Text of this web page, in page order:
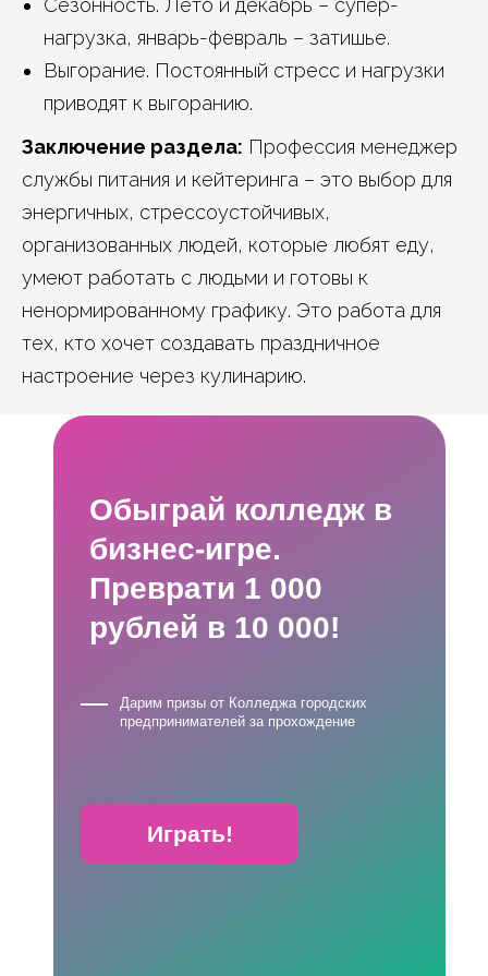
Сезонность. Лето и декабрь – супер-
нагрузка, январь-февраль – затишье.
Выгорание. Постоянный стресс и нагрузки
приводят к выгоранию.
Заключение раздела: Профессия менеджер
службы питания и кейтеринга – это выбор для
энергичных, стрессоустойчивых,
организованных людей, которые любят еду,
умеют работать с людьми и готовы к
ненормированному графику. Это работа для
тех, кто хочет создавать праздничное
настроение через кулинарию.
Обыграй колледж в
бизнес-игре.
Преврати 1 000
рублей в 10 000!
Дарим призы от Колледжа городских
предпринимателей за прохождение
Играть!